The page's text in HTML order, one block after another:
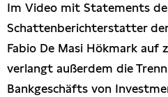
Arbeit
Hamburg
Presse
Im Video mit Statements
Schattenberichterstatter
Fabio De Masi Hökmark auf
verlangt außerdem die
Bankgeschäfts von